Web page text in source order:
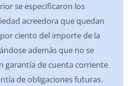
se especificaron los
acreedora que quedan
ciento del importe de la
además que no se
garantía de cuenta corriente
de obligaciones futuras.